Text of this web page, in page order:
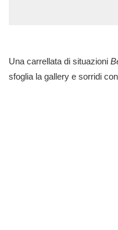
Una carrellata di situazioni
sfoglia la gallery e sorridi con